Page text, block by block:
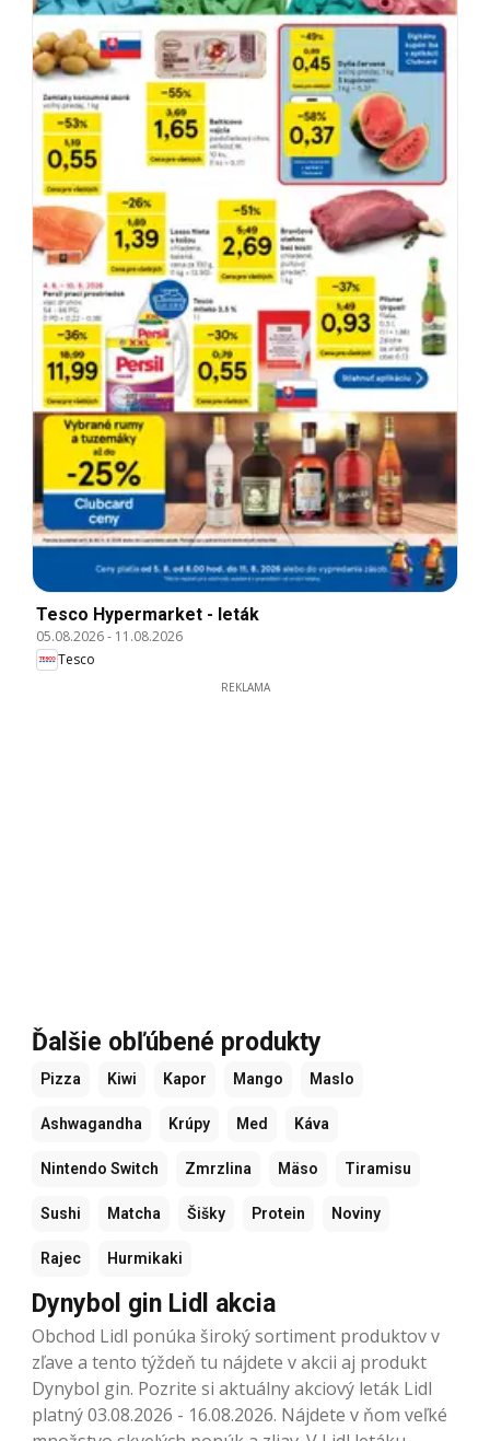
Tesco Hypermarket - leták
05.08.2026- 11.08.2026
Tesco
REKLAMA
Ďalšie obľúbené produkty
Pizza Kiwi Kapor Mango Maslo
Ashwagandha Krúpy Med Káva
Nintendo Switch Zmrzlina Mäso Tiramisu
Sushi Matcha Šišky Protein Noviny
Rajec Hurmikaki
Dynybol gin Lidl akcia
Obchod Lidl ponúka široký sortiment produktov v
zľave a tento týždeň tu nájdete v akcii aj produkt
Dynybol gin. Pozrite si aktuálny akciový leták Lidl
platný 03.08.2026 - 16.08.2026. Nájdete v ňom veľké